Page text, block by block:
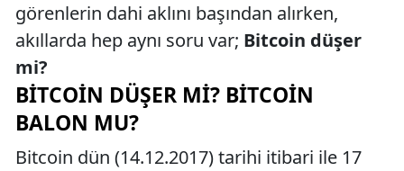
görenlerin dahi aklını başından alırken,
akıllarda hep aynı soru var; Bitcoin düşer
mi?
BITCOIN DÜŞER MI? BITCOIN
BALON MU?
Bitcoin dün (14.12.2017) tarihi itibari ile 17